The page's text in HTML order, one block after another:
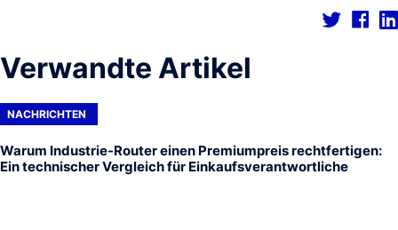
Verwandte Artikel
NACHRICHTEN
Warum Industrie-Router einen Premiumpreis rechtfertigen:
Ein technischer Vergleich für Einkaufsverantwortliche